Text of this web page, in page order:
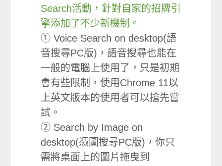
Search活動，針對自家的招牌引
擎添加了不少新機制。
① Voice Search on desktop(語
音搜尋PC版)，語音搜尋也能在
一般的電腦上使用了，只是初期
會有些限制，使用Chrome 11以
上英文版本的使用者可以搶先嘗
試。
② Search by Image on
desktop(憑圖搜尋PC版)，你只
需將桌面上的圖片拖曳到